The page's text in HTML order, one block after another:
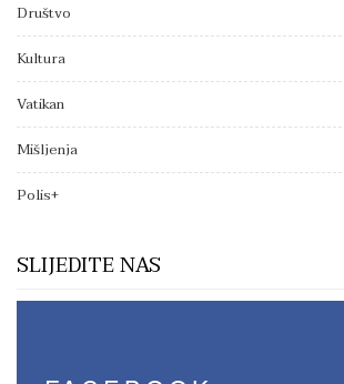
Društvo
Kultura
Vatikan
Mišljenja
Polis+
SLIJEDITE NAS